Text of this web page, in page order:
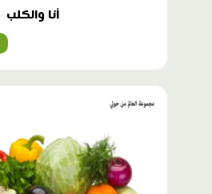
أنا والكلب
محتوى